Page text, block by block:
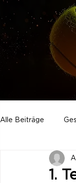
Alle Beiträge
Aktivitäten
1.